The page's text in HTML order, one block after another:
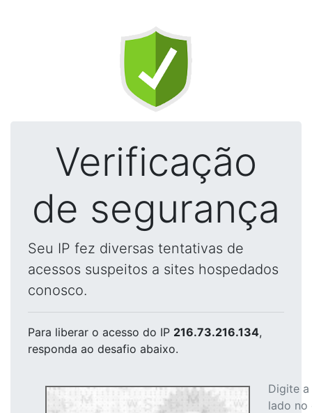
Verificação
de segurança
Seu IP fez diversas tentativas de
acessos suspeitos a sites hospedados
conosco.
Para liberar o acesso do IP 216.73.216.134,
responda ao desafio abaixo.
Digite
lado no